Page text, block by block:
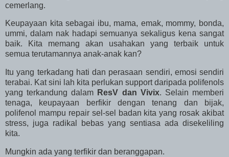
cemerlang.
Keupayaan kita sebagai ibu, mama, emak, mommy, bonda,
ummi, dalam nak hadapi semuanya sekaligus kena sangat
baik. Kita memang akan usahakan yang terbaik untuk
semua terutamannya anak-anak kan?
Itu yang terkadang hati dan perasaan sendiri, emosi sendiri
terabai. Kat sini lah kita perlukan support daripada polifenols
yang terkandung dalam ResV dan Vivix. Selain memberi
tenaga, keupayaan berfikir dengan tenang dan bijak,
polifenol mampu repair sel-sel badan kita yang rosak akibat
stress, juga radikal bebas yang sentiasa ada disekeliling
kita.
Mungkin ada yang terfikir dan beranggapan.